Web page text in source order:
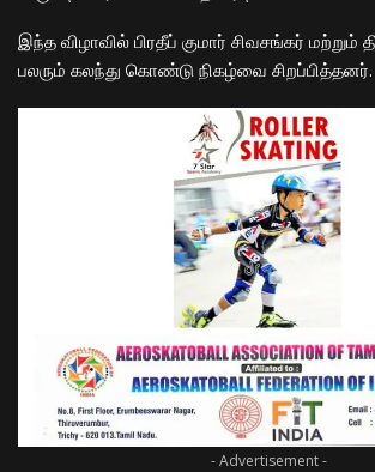
இந்த விழாவில் பிரதீப் குமார் சிவசங்கர் மற்றும்
பலரும் கலந்து கொண்டு நிகழ்வை சிறப்பித்தனர்.
- Advertisement -